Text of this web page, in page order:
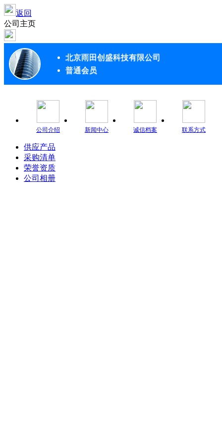
返回
公司主页
北京雨田创盛科技有限公司
普通会员
公司介绍 新闻中心 诚信档案 联系方式
供应产品
采购清单
荣誉资质
公司相册